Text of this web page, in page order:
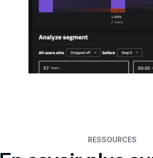
RESSOURCES